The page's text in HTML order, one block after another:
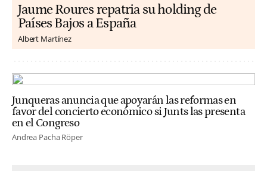
Jaume Roures repatria su holding de
Países Bajos a España
Albert Martínez
Junqueras anuncia que apoyarán las reformas en
favor del concierto económico si Junts las presenta
en el Congreso
Andrea Pacha Röper